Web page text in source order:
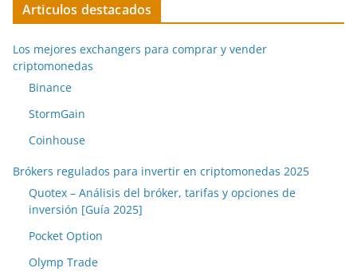
Articulos destacados
Los mejores exchangers para comprar y vender
criptomonedas
Binance
StormGain
Coinhouse
Brókers regulados para invertir en criptomonedas 2025
Quotex – Análisis del bróker, tarifas y opciones de
inversión [Guía 2025]
Pocket Option
Olymp Trade